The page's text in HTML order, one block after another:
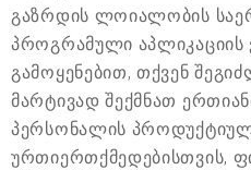
გაზრდის ლოიალობის
პროგრამული აპლიკაციის
გამოყენებით, თქვენ
მარტივად შექმნათ
პერსონალის
ურთიერთქმედებისთვის,